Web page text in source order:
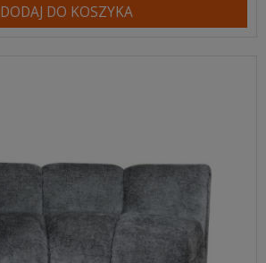
DODAJ DO KOSZYKA